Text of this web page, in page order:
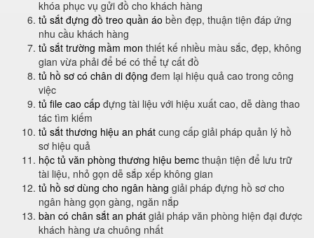
khóa phục vụ gửi đồ cho khách hàng
tủ sắt đựng đồ treo quần áo bền đẹp, thuận tiện đáp ứng
nhu cầu khách hàng
tủ sắt trường mầm mon thiết kế nhiều màu sắc, đẹp, không
gian vừa phải để bé có thể tự cất đồ
tủ hồ sơ có chân di động đem lại hiệu quả cao trong công
việc
tủ file cao cấp đựng tài liệu với hiệu xuất cao, dễ dàng thao
tác tìm kiếm
tủ sắt thương hiệu an phát cung cấp giải pháp quản lý hồ
sơ hiệu quả
hộc tủ văn phòng thương hiệu bemc thuận tiện để lưu trữ
tài liệu, nhỏ gọn dễ sắp xếp không gian
tủ hồ sơ dùng cho ngân hàng giải pháp đựng hồ sơ cho
ngân hàng gọn gàng, ngăn nắp
bàn có chân sắt an phát giải pháp văn phòng hiện đại được
khách hàng ưa chuông nhất